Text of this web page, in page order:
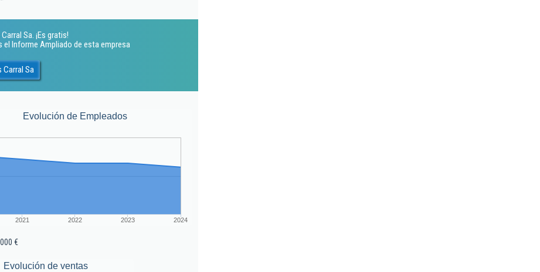
Sa. ¡Es gratis!
el Informe Ampliado de esta empresa
Sa
Evolución de Empleados
2021 2022 2023 2024
€
Evolución de ventas